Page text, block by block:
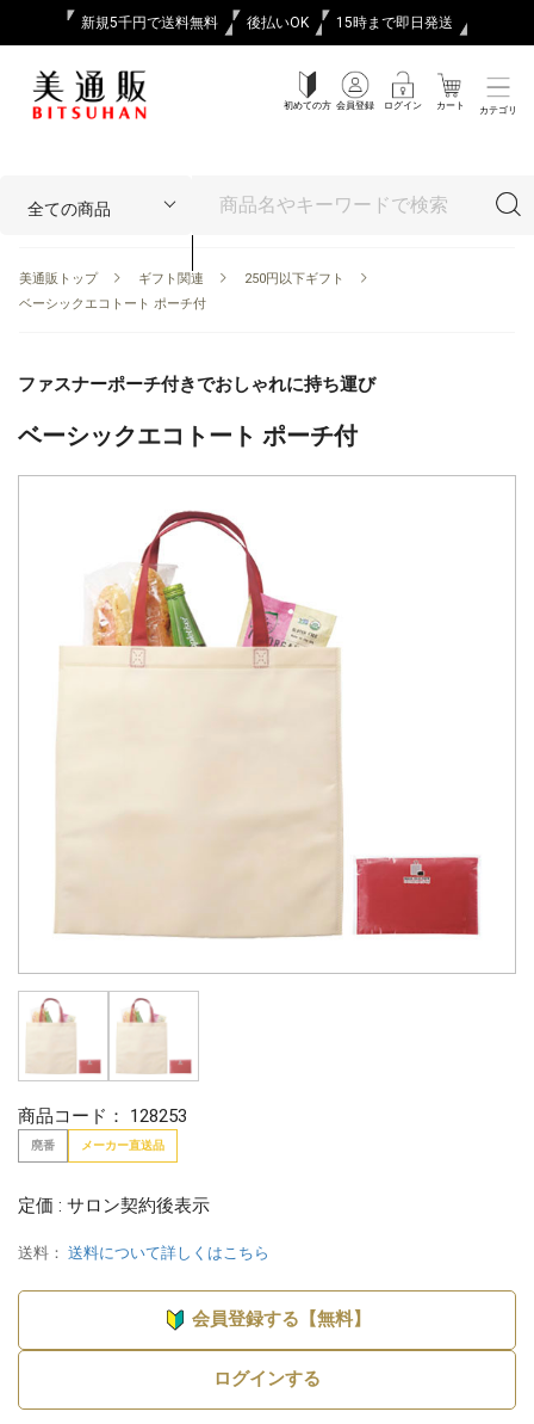
新規5千円で送料無料 後払いOK 15時まで即日発送
初めての方 会員登録 ログイン カート カテゴリ
美通販トップ ギフト関連
250円以下ギフト
ベーシックエコトート ポーチ付
ファスナーポーチ付きでおしゃれに持ち運び
ベーシックエコトート ポーチ付
商品コード： 128253
廃番 メーカー直送品
定価 : サロン契約後表示
送料： 送料について詳しくはこちら
会員登録する【無料】
ログインする